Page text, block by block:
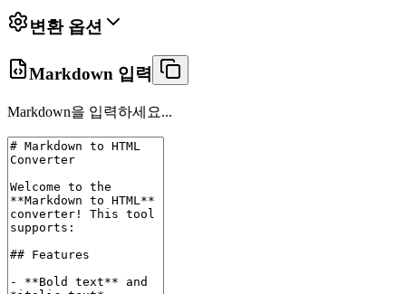
변환 옵션
Markdown 입력
Markdown을 입력하세요...